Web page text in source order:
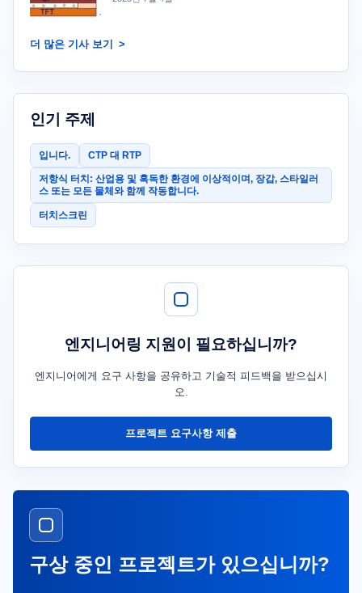
더 많은 기사 보기
인기 주제
입니다. CTP 대 RTP
저항식 터치: 산업용 및 혹독한 환경에 이상적이며, 장갑, 스타일러
스 또는 모든 물체와 함께 작동합니다.
터치스크린
엔지니어링 지원이 필요하십니까?
엔지니어에게 요구 사항을 공유하고 기술적 피드백을 받으십시
오.
프로젝트 요구사항 제출
구상 중인 프로젝트가 있으십니까?